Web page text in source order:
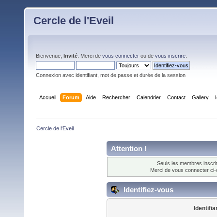
Cercle de l'Eveil
Bienvenue, Invité . Merci de vous connecter ou de vous inscrire
Connexion avec identifiant, mot de passe et durée de la session
Accueil Forum Aide Rechercher Calendrier Contact Gallery
Cercle de l'Eveil
Attention !
Seuls les membres
Merci de vous connecter
Identifiez-vous